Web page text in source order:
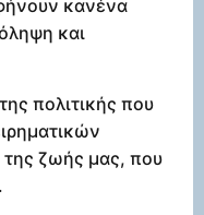
κανένα
και
πολιτικής που
της ζωής μας, που